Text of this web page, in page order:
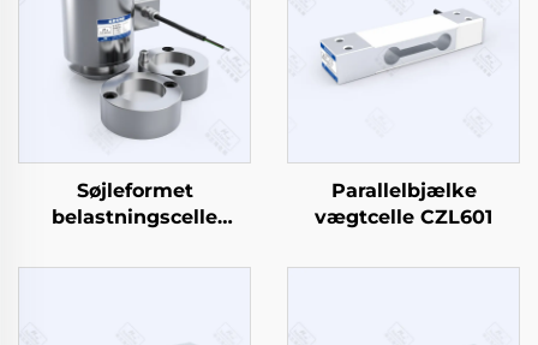
Søjleformet
belastningscelle
Parallelbjælke
vægtcelle CZL601